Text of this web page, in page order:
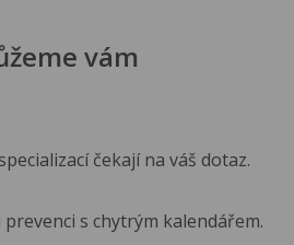
vám
čekají na váš dotaz.
s chytrým kalendářem.